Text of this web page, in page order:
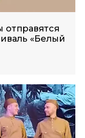
«Белый